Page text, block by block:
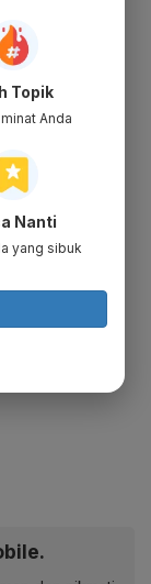
laba
entitas
51,41%
periode
Topik
Anda
Nanti
yang sibuk